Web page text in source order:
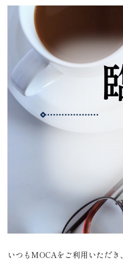
いつもMOCAをご利用いただき